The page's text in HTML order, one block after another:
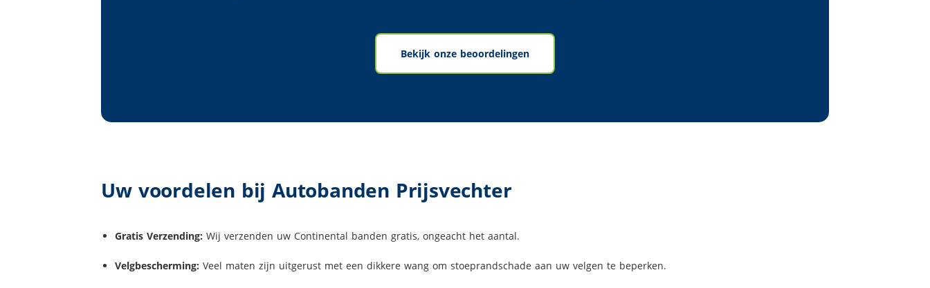
Bekijk onze beoordelingen
Uw voordelen bij Autobanden Prijsvechter
Gratis Verzending: Wij verzenden uw Continental banden gratis, ongeacht het aantal.
Velgbescherming: Veel maten zijn uitgerust met een dikkere wang om stoeprandschade aan uw velgen te beperken.